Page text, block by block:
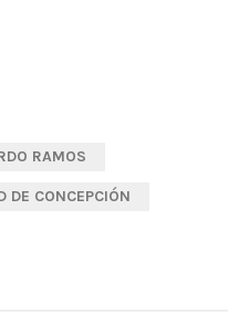
RAMOS
DE CONCEPCIÓN